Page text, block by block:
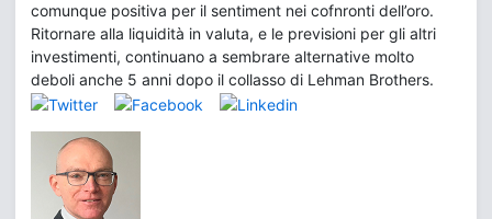
comunque positiva per il sentiment nei cofnronti dell’oro.
Ritornare alla liquidità in valuta, e le previsioni per gli altri
investimenti, continuano a sembrare alternative molto
deboli anche 5 anni dopo il collasso di Lehman Brothers.